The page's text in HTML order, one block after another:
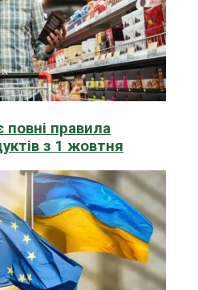
повні правила
з 1 жовтня